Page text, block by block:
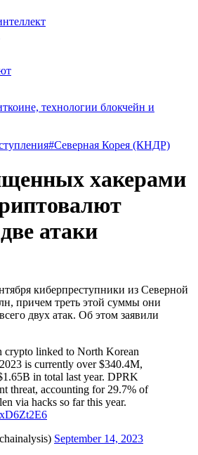
технологии блокчейн и
#Северная Корея (КНДР)
хакерами
атаки
киберпреступники из Северной
причем треть этой суммы они
двух атак. Об этом заявили
crypto linked to North Korean
is currently over $340.4M,
in total last year. DPRK
threat, accounting for 29.7% of
via hacks so far this year.
September 14, 2023